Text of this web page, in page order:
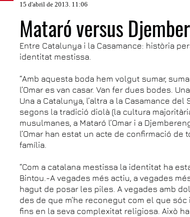
15 d'abril de 2013. 11:06
Mataró versus
Entre Catalunya i la Casamance: història
identitat mestissa.
“Amb aquesta boda hem volgut sumar,
l’Omar es van casar. Van fer dues bodes.
Una a Catalunya, l’altra a la Casamance del
segons la tradició diolà (la cultura
musulmanes, a Mataró l’Omar i a
l’Omar han estat un acte de confirmació
família.
“Com a catalana mestissa la identitat ha
Bintou.-A vegades més actiu, a vegades
hagut de posar les piles. A vegades amb
des de que m’he reconegut com el que
fins en la seva complexitat religiosa. Això